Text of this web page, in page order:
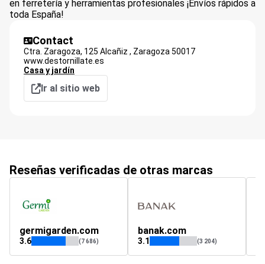
en ferretería y herramientas profesionales ¡Envíos rápidos a
toda España!
Contact
Ctra. Zaragoza, 125 Alcañiz , Zaragoza 50017
www.destornillate.es
Casa y jardín
Ir al sitio web
Reseñas verificadas de otras marcas
germigarden.com
3.6 (7 686)
banak.com
3.1 (3 204)